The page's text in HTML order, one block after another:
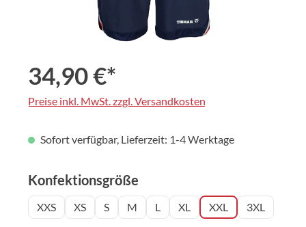
34,90 €*
Preise inkl. MwSt. zzgl. Versandkosten
Sofort verfügbar, Lieferzeit: 1-4 Werktage
Konfektionsgröße
XXS XS S M L XL XXL 3XL